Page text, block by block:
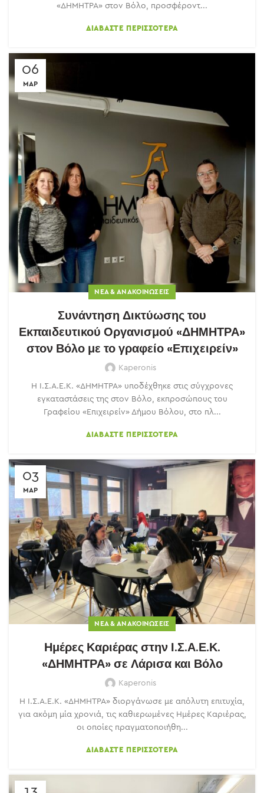
«ΔΗΜΗΤΡΑ» στον Βόλο, προσφέροντ...
ΔΙΑΒΆΣΤΕ ΠΕΡΙΣΣΌΤΕΡΑ
06
ΜΑΡ
ΝΈΑ & ΑΝΑΚΟΙΝΏΣΕΙΣ
Συνάντηση Δικτύωσης του
Εκπαιδευτικού Οργανισμού «ΔΗΜΗΤΡΑ»
στον Βόλο με το γραφείο «Επιχειρείν»
Kaperonis
Η Ι.Σ.Α.Ε.Κ. «ΔΗΜΗΤΡΑ» υποδέχθηκε στις σύγχρονες
εγκαταστάσεις της στον Βόλο, εκπροσώπους του
Γραφείου «Επιχειρείν» Δήμου Βόλου, στο πλ...
ΔΙΑΒΆΣΤΕ ΠΕΡΙΣΣΌΤΕΡΑ
03
ΜΑΡ
ΝΈΑ & ΑΝΑΚΟΙΝΏΣΕΙΣ
Ημέρες Καριέρας στην Ι.Σ.Α.Ε.Κ.
«ΔΗΜΗΤΡΑ» σε Λάρισα και Βόλο
Kaperonis
Η Ι.Σ.Α.Ε.Κ. «ΔΗΜΗΤΡΑ» διοργάνωσε με απόλυτη επιτυχία,
για ακόμη μία χρονιά, τις καθιερωμένες Ημέρες Καριέρας,
οι οποίες πραγματοποιήθη...
ΔΙΑΒΆΣΤΕ ΠΕΡΙΣΣΌΤΕΡΑ